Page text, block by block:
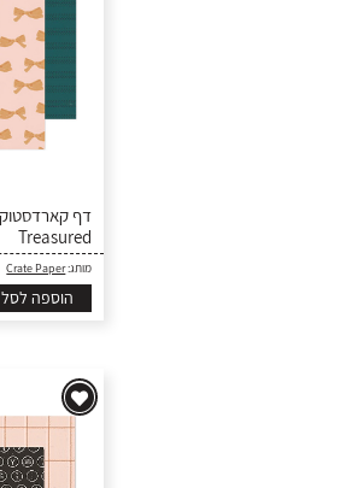
Treasured
מותג:Crate Paper
הוספה לסל